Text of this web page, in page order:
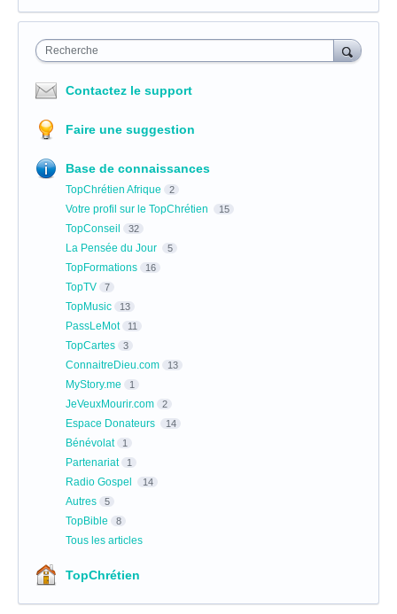
Recherche
Contactez le support
Faire une suggestion
Base de connaissances
TopChrétien Afrique 2
Votre profil sur le TopChrétien 15
TopConseil 32
La Pensée du Jour 5
TopFormations 16
TopTV 7
TopMusic 13
PassLeMot 11
TopCartes 3
ConnaitreDieu.com 13
MyStory.me 1
JeVeuxMourir.com 2
Espace Donateurs 14
Bénévolat 1
Partenariat 1
Radio Gospel 14
Autres 5
TopBible 8
Tous les articles
TopChrétien